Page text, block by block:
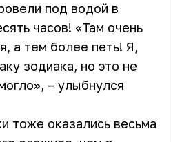
под водой в
часов! «Там очень
а тем более петь! Я,
зодиака, но это не
– улыбнулся
тоже оказались весьма